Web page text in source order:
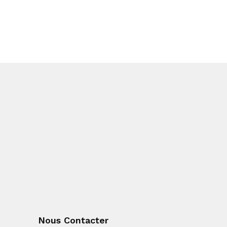
Nous Contacter